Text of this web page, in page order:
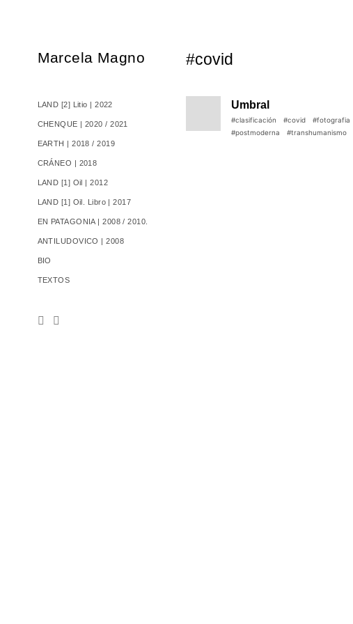
Marcela Magno
LAND [2] Litio | 2022
CHENQUE | 2020 / 2021
EARTH | 2018 / 2019
CRÁNEO | 2018
LAND [1] Oil | 2012
LAND [1] Oil. Libro | 2017
EN PATAGONIA | 2008 / 2010.
ANTILUDOVICO | 2008
BIO
TEXTOS
#covid
Umbral
#clasificación #covid #fotografia
#postmoderna
#transhumanismo